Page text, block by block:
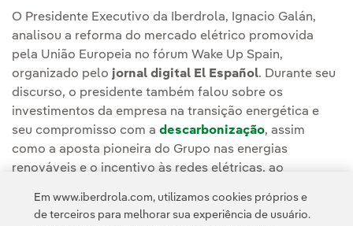
O Presidente Executivo da Iberdrola, Ignacio Galán,
analisou a reforma do mercado elétrico promovida
pela União Europeia no fórum Wake Up Spain,
organizado pelo jornal digital El Español. Durante seu
discurso, o presidente também falou sobre os
investimentos da empresa na transição energética e
seu compromisso com a descarbonização, assim
como a aposta pioneira do Grupo nas energias
renováveis e o incentivo às redes elétricas, ao
Em www.iberdrola.com, utilizamos cookies próprios e
de terceiros para melhorar sua experiência de usuário.